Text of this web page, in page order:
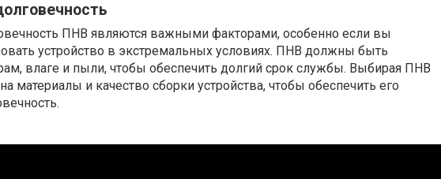
ПНВ являются важными факторами, особенно если вы
устройство в экстремальных условиях. ПНВ должны быть
влаге и пыли, чтобы обеспечить долгий срок службы. Выбирая ПНВ
материалы и качество сборки устройства, чтобы обеспечить его